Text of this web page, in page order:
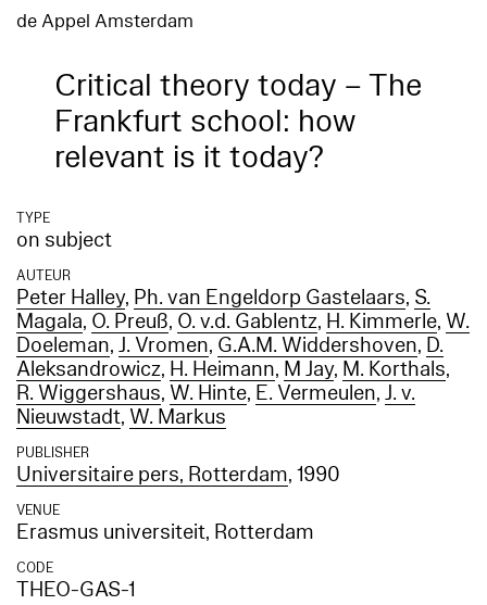
de Appel Amsterdam
Critical theory today – The
Frankfurt school: how
relevant is it today?
TYPE
on subject
AUTEUR
Peter Halley, Ph. van Engeldorp Gastelaars, S.
Magala, O. Preuß, O. v.d. Gablentz, H. Kimmerle, W.
Doeleman,J. Vromen, G.A.M. Widdershoven, D.
Aleksandrowicz, H. Heimann, M Jay, M. Korthals,
R. Wiggershaus, W. Hinte, E. Vermeulen,J. v.
Nieuwstadt, W. Markus
PUBLISHER
Universitaire pers, Rotterdam, 1990
VENUE
Erasmus universiteit, Rotterdam
CODE
THEO-GAS-1